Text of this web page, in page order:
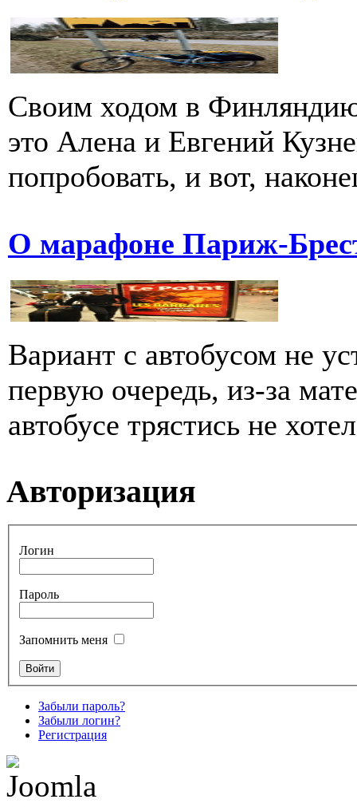
Своим ходом в
это Алена и Евгений
попробовать, и вот,
О марафоне Париж-
Вариант с автобусом не
первую очередь, из-за
автобусе трястись не
Авторизация
Логин
Пароль
Запомнить меня
Забыли пароль?
Забыли логин?
Регистрация